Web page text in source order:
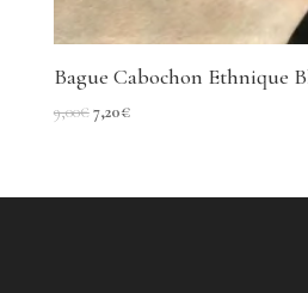
Bague Cabochon Ethnique
9,00€Le
était :
7,20€Le
est :